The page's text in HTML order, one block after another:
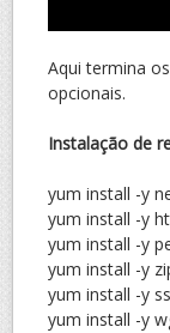
Aqui termina
opcionais.
Instalação de
yum install -y
yum install -y
yum install -y
yum install -y
yum install -y
yum install -y